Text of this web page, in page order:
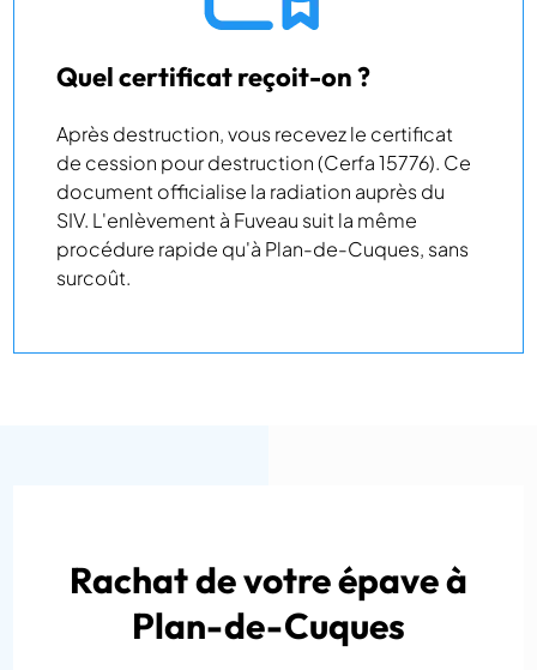
Quel certificat reçoit-on ?
Après destruction, vous recevez le certificat
de cession pour destruction (Cerfa 15776). Ce
document officialise la radiation auprès du
SIV. L'enlèvement à Fuveau suit la même
procédure rapide qu'à Plan-de-Cuques, sans
surcoût.
Rachat de votre épave à
Plan-de-Cuques